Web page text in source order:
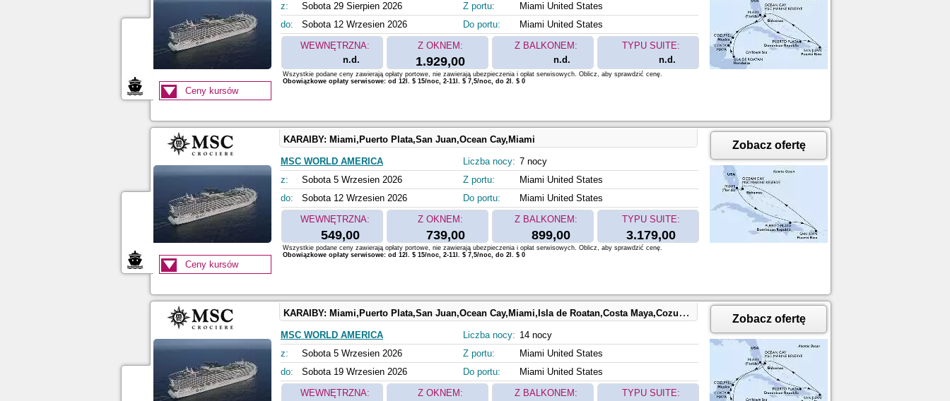
z:
Sobota 29 Sierpien 2026
do:
Sobota 12 Wrzesien 2026
Z portu:
Miami United States
Do portu:
Miami United States
WEWNĘTRZNA:
n.d.
Z OKNEM:
1.929,00
Z BALKONEM:
n.d.
TYPU SUITE:
n.d.
Ceny kursów
Wszystkie podane ceny zawierają opłaty portowe, nie zawierają ubezpieczenia i opłat serwisowych. Oblicz, aby sprawdzić cenę.
Obowiązkowe opłaty serwisowe: od 12l. $ 15/noc, 2-11l. $ 7,5/noc, do 2l. $ 0
KARAIBY: Miami,Puerto Plata,San Juan,Ocean Cay,Miami
MSC WORLD AMERICA
z:
Sobota 5 Wrzesien 2026
do:
Sobota 12 Wrzesien 2026
Liczba nocy: 7 nocy
Z portu:
Miami United States
Do portu:
Miami United States
WEWNĘTRZNA:
549,00
Z OKNEM:
739,00
Z BALKONEM:
899,00
TYPU SUITE:
3.179,00
Zobacz ofertę
Ceny kursów
Wszystkie podane ceny zawierają opłaty portowe, nie zawierają ubezpieczenia i opłat serwisowych. Oblicz, aby sprawdzić cenę.
Obowiązkowe opłaty serwisowe: od 12l. $ 15/noc, 2-11l. $ 7,5/noc, do 2l. $ 0
KARAIBY: Miami,Puerto Plata,San Juan,Ocean Cay,Miami,Isla de Roatan,Costa Maya,Cozumel,Ocean Cay,Miami
MSC WORLD AMERICA
z:
Sobota 5 Wrzesien 2026
do:
Sobota 19 Wrzesien 2026
Liczba nocy: 14 nocy
Z portu:
Miami United States
Do portu:
Miami United States
WEWNĘTRZNA:
Z OKNEM: Z BALKONEM:
TYPU SUITE:
Zobacz ofertę